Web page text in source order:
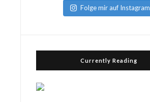
Folge mir auf Instagram
Currently Reading